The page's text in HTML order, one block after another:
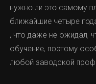
нужно ли это самому
ближайшие четыре
, что даже не ожидал,
обучение, поэтому
любой заводской